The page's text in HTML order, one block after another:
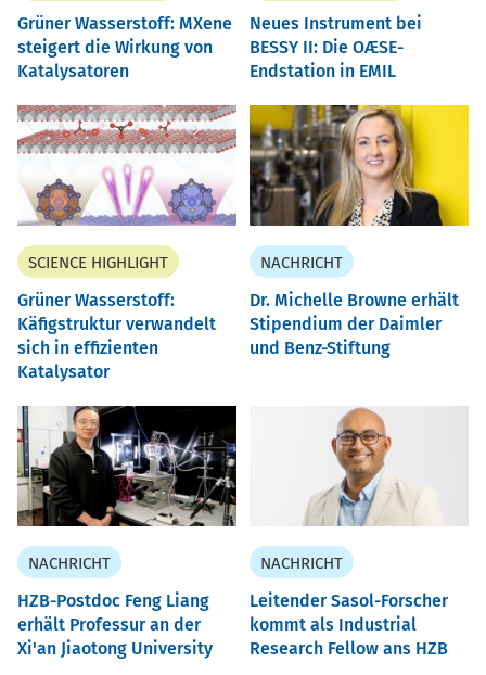
Grüner Wasserstoff: MXene
steigert die Wirkung von
Katalysatoren
Neues Instrument bei
BESSY II: Die OÆSE-
Endstation in EMIL
SCIENCE HIGHLIGHT
Grüner Wasserstoff:
Käfigstruktur verwandelt
sich in effizienten
Katalysator
NACHRICHT
Dr. Michelle Browne erhält
Stipendium der Daimler
und Benz-Stiftung
NACHRICHT
HZB-Postdoc Feng Liang
erhält Professur an der
Xi'an Jiaotong University
NACHRICHT
Leitender Sasol-Forscher
kommt als Industrial
Research Fellow ans HZB